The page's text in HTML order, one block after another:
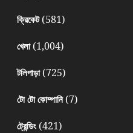
ক্রিকেট(581)
খেলা(1,004)
টলিপাড়া(725)
টো টো কোম্পানি(7)
ট্রেন্ডিং(421)